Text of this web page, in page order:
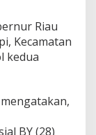
Riau
Kecamatan
kedua
BY (28)